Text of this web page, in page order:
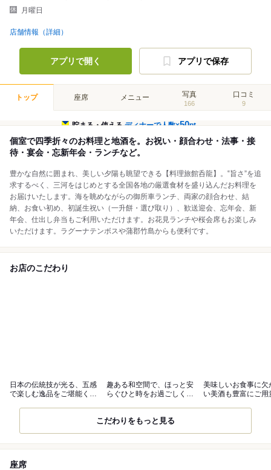
月曜日
店舗情報（詳細）
アプリで開く アプリで保存
トップ 座席 メニュー 写真
166
口コミ
9
貯まる・使えるディナーで人数×50pt
個室で四季折々のお料理と地酒を。お祝い・顔合わせ・法事・接
待・宴会・忘新年会・ランチなど。
豊かな自然に囲まれ、美しい夕陽も眺望できる【料理旅館呑龍】。‟旨さ”を追
求するべく、三河をはじめとする全国各地の厳選食材を盛り込んだお料理を
お届けいたします。海を眺めながらの御所車ランチ、両家の顔合わせ、結
納、お食い初め、初誕生祝い（一升餅・選び取り）、歓送迎会、忘年会、新
年会、仕出し弁当もご利用いただけます。お花見ランチや桜会席もお楽しみ
いただけます。ラグーナテンボスや蒲郡竹島からも便利です。
お店のこだわり
日本の伝統技が光る、五感
で楽しむ逸品をご堪能くだ
趣ある和空間で、ほっと安
らぐひと時をお過ごしくだ
美味しいお食事に欠
い美酒も豊富にご用
こだわりをもっと見る
座席